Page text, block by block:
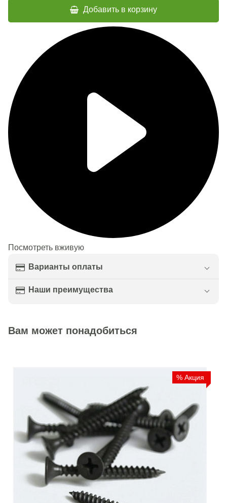
Добавить в корзину
Посмотреть вживую
Варианты оплаты
Наши преимущества
Вам может понадобиться
% Акция